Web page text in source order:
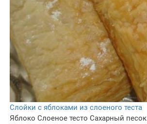
Слойки с яблоками из слоеного теста
Яблоко Слоеное тесто Сахарный песок